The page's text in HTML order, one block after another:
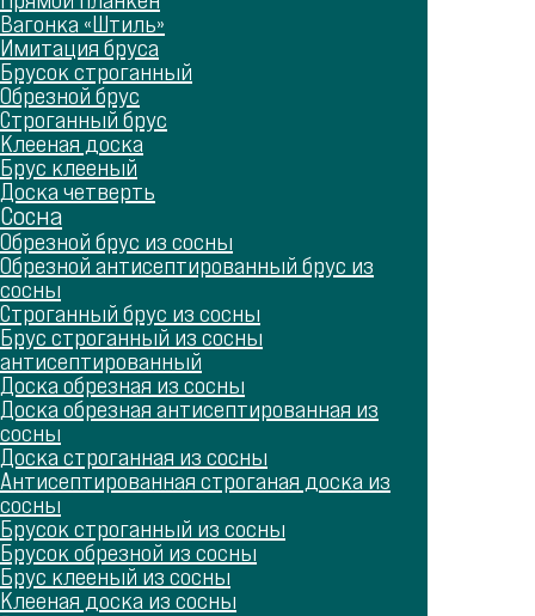
Вагонка «Штиль»
Имитация бруса
Брусок строганный
Обрезной брус
Строганный брус
Клееная доска
Брус клееный
Доска четверть
Сосна
Обрезной брус из сосны
Обрезной антисептированный брус из
сосны
Строганный брус из сосны
Брус строганный из сосны
антисептированный
Доска обрезная из сосны
Доска обрезная антисептированная из
сосны
Доска строганная из сосны
Антисептированная строганая доска из
сосны
Брусок строганный из сосны
Брусок обрезной из сосны
Брус клееный из сосны
Клееная доска из сосны